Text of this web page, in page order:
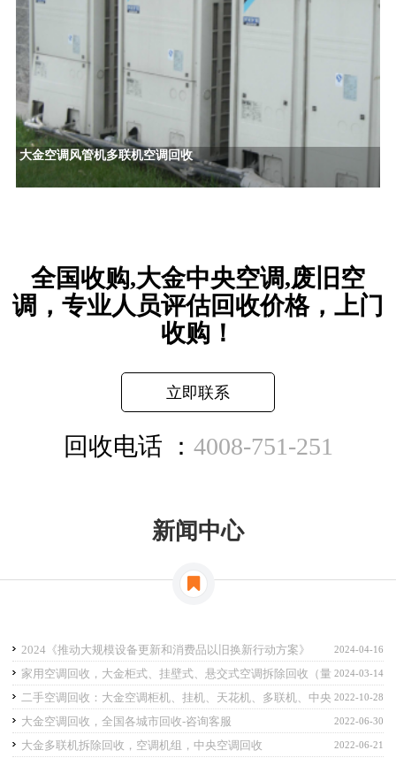
大金空调风管机多联机空调回收
全国收购,大金中央空调,废旧空
调，专业人员评估回收价格，上门
收购！
立即联系
回收电话 ： 4008-751-251
新闻中心
2024-04-16
2024《推动大规模设备更新和消费品以旧换新行动方案》
2024-03-14
家用空调回收，大金柜式、挂壁式、悬交式空调拆除回收（量
大从优）
2022-10-28
二手空调回收：大金空调柜机、挂机、天花机、多联机、中央
空调等各类二手空调回收
2022-06-30
大金空调回收，全国各城市回收-咨询客服
2022-06-21
大金多联机拆除回收，空调机组，中央空调回收